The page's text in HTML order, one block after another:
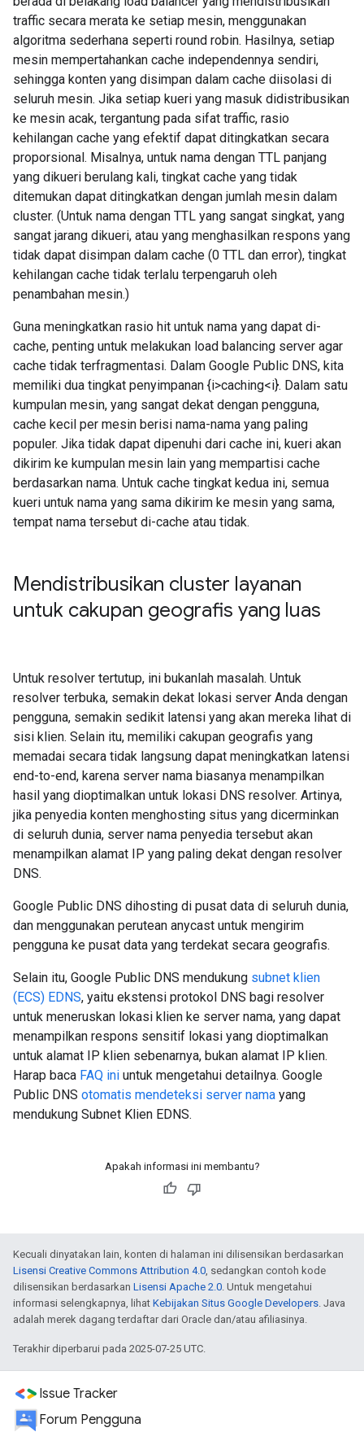
traffic secara merata ke setiap mesin, menggunakan
algoritma sederhana seperti round robin. Hasilnya, setiap
mesin mempertahankan cache independennya sendiri,
sehingga konten yang disimpan dalam cache diisolasi di
seluruh mesin. Jika setiap kueri yang masuk didistribusikan
ke mesin acak, tergantung pada sifat traffic, rasio
kehilangan cache yang efektif dapat ditingkatkan secara
proporsional. Misalnya, untuk nama dengan TTL panjang
yang dikueri berulang kali, tingkat cache yang tidak
ditemukan dapat ditingkatkan dengan jumlah mesin dalam
cluster. (Untuk nama dengan TTL yang sangat singkat, yang
sangat jarang dikueri, atau yang menghasilkan respons yang
tidak dapat disimpan dalam cache (0 TTL dan error), tingkat
kehilangan cache tidak terlalu terpengaruh oleh
penambahan mesin.)
Guna meningkatkan rasio hit untuk nama yang dapat di-
cache, penting untuk melakukan load balancing server agar
cache tidak terfragmentasi. Dalam Google Public DNS, kita
memiliki dua tingkat penyimpanan {i>caching<i}. Dalam satu
kumpulan mesin, yang sangat dekat dengan pengguna,
cache kecil per mesin berisi nama-nama yang paling
populer. Jika tidak dapat dipenuhi dari cache ini, kueri akan
dikirim ke kumpulan mesin lain yang mempartisi cache
berdasarkan nama. Untuk cache tingkat kedua ini, semua
kueri untuk nama yang sama dikirim ke mesin yang sama,
tempat nama tersebut di-cache atau tidak.
Mendistribusikan cluster layanan
untuk cakupan geografis yang luas
Untuk resolver tertutup, ini bukanlah masalah. Untuk
resolver terbuka, semakin dekat lokasi server Anda dengan
pengguna, semakin sedikit latensi yang akan mereka lihat di
sisi klien. Selain itu, memiliki cakupan geografis yang
memadai secara tidak langsung dapat meningkatkan latensi
end-to-end, karena server nama biasanya menampilkan
hasil yang dioptimalkan untuk lokasi DNS resolver. Artinya,
jika penyedia konten menghosting situs yang dicerminkan
di seluruh dunia, server nama penyedia tersebut akan
menampilkan alamat IP yang paling dekat dengan resolver
DNS.
Google Public DNS dihosting di pusat data di seluruh dunia,
dan menggunakan perutean anycast untuk mengirim
pengguna ke pusat data yang terdekat secara geografis.
Selain itu, Google Public DNS mendukung subnet klien
(ECS) EDNS, yaitu ekstensi protokol DNS bagi resolver
untuk meneruskan lokasi klien ke server nama, yang dapat
menampilkan respons sensitif lokasi yang dioptimalkan
untuk alamat IP klien sebenarnya, bukan alamat IP klien.
Harap baca FAQ ini untuk mengetahui detailnya. Google
Public DNS otomatis mendeteksi server nama yang
mendukung Subnet Klien EDNS.
Apakah informasi ini membantu?
Kecuali dinyatakan lain, konten di halaman ini dilisensikan berdasarkan
Lisensi Creative Commons Attribution 4.0, sedangkan contoh kode
dilisensikan berdasarkan Lisensi Apache 2.0. Untuk mengetahui
informasi selengkapnya, lihat Kebijakan Situs Google Developers. Java
adalah merek dagang terdaftar dari Oracle dan/atau afiliasinya.
Terakhir diperbarui pada 2025-07-25 UTC.
Issue Tracker
Forum Pengguna